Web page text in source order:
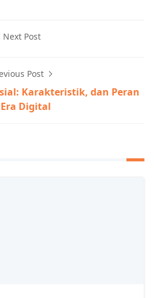
Next Post
Post
Karakteristik, dan Peran
Digital